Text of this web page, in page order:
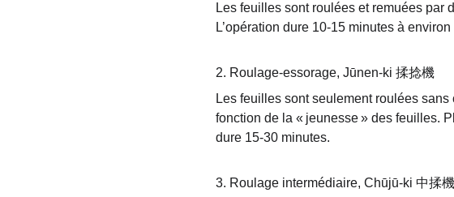
Les feuilles sont roulées et remuées par
L’opération dure 10-15 minutes à environ
2. Roulage-essorage, Jūnen-ki 揉捻機
Les feuilles sont seulement roulées
fonction de la « jeunesse » des feuilles.
dure 15-30 minutes.
3. Roulage intermédiaire, Chūjū-ki 中揉機